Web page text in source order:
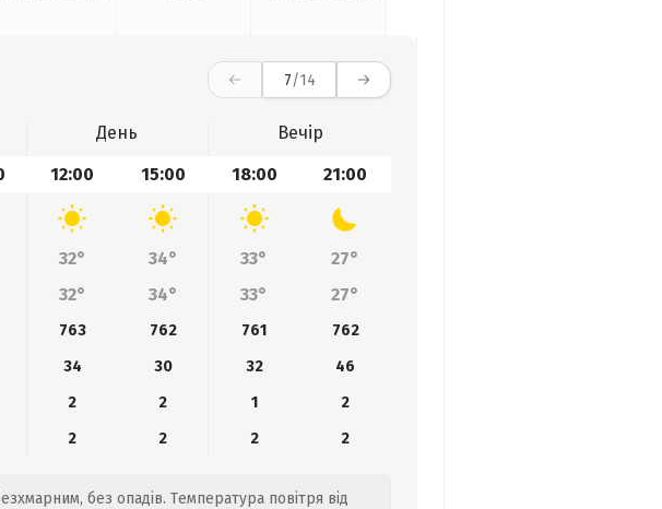
7/14
День
Вечір
12:00 15:00 18:00 21:00
32° 34° 33°
27°
32° 34° 33° 27°
763 762 761
762
34 30 32
46
2 2 1
2
2 2 2 2
без опадів. Температура повітря від